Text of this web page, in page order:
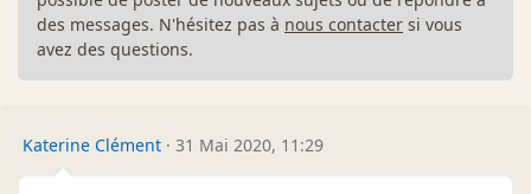
des messages. N'hésitez pas à nous contacter si vous
avez des questions.
Katerine Clément · 31 Mai 2020, 11:29